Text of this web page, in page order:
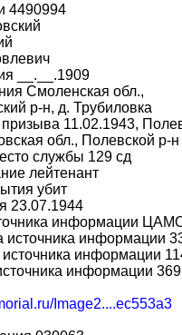
4490994
__.__.1909
Смоленская обл.,
р-н, д. Трубиловка
11.02.1943,
обл., Полевской р-н
службы 129 сд
лейтенант
убит
23.07.1944
информации
информации
информации
информации 369
Image2....ec553a3